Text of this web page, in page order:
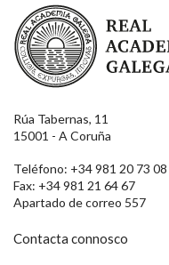
Real Academia Galega
Rúa Tabernas, 11
15001 - A Coruña
Teléfono: +34 981 20 73 08
Fax: +34 981 21 64 67
Apartado de correo 557
Contacta connosco